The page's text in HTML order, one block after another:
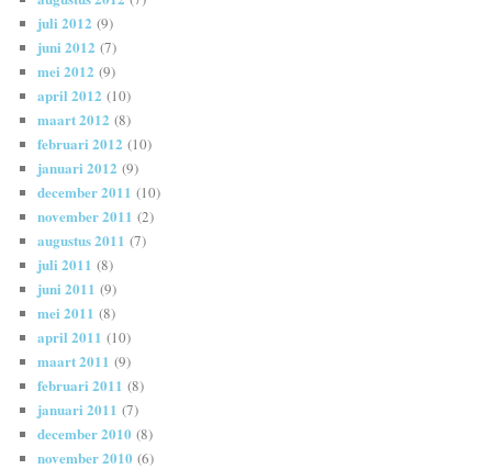
juli 2012 (9)
juni 2012 (7)
mei 2012 (9)
april 2012 (10)
maart 2012 (8)
februari 2012 (10)
januari 2012 (9)
december 2011 (10)
november 2011 (2)
augustus 2011 (7)
juli 2011 (8)
juni 2011 (9)
mei 2011 (8)
april 2011 (10)
maart 2011 (9)
februari 2011 (8)
januari 2011 (7)
december 2010 (8)
november 2010 (6)